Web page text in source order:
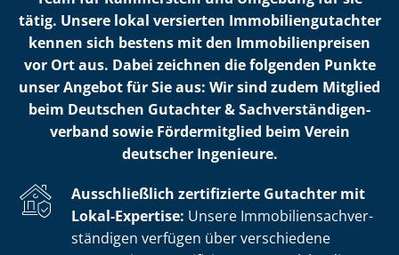
tätig. Unsere lokal versierten Im­mo­bi­li­en­gut­ach­ter
kennen sich bestens mit den Im­mo­bi­li­en­prei­sen
vor Ort aus. Dabei zeichnen die folgenden Punkte
unser Angebot für Sie aus: Wir sind zudem Mitglied
beim Deutschen Gutachter & Sach­ver­stän­di­gen­
ver­band sowie Fördermitglied beim Verein
deutscher Ingenieure.
Ausschließlich zertifizierte Gutachter mit
Lokal-Expertise: Unsere Im­mo­bi­li­en­sach­ver­
stän­di­gen verfügen über verschiedene